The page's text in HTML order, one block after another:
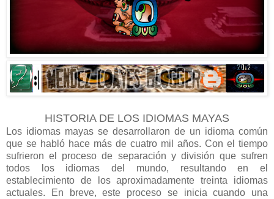
HISTORIA DE LOS IDIOMAS MAYAS
Los idiomas mayas se desarrollaron de un idioma común
que se habló hace más de cuatro mil años. Con el tiempo
sufrieron el proceso de separación y división que sufren
todos los idiomas del mundo, resultando en el
establecimiento de los aproximadamente treinta idiomas
actuales. En breve, este proceso se inicia cuando una